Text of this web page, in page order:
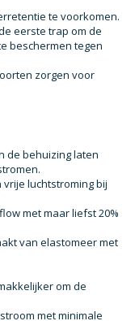
te voorkomen.
eerste trap om de
beschermen tegen
zorgen voor
de behuizing laten
luchtstroming bij
met maar liefst 20%
van elastomeer met
om de
met minimale